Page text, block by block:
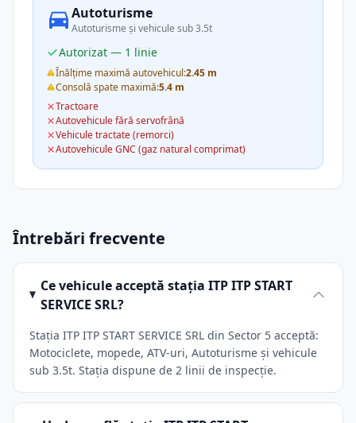
Autoturisme
Autoturisme și vehicule sub 3.5t
Autorizat — 1 linie
Înălțime maximă autovehicul:2.45 m
Consolă spate maximă:5.4 m
Tractoare
Autovehicule fără servofrână
Vehicule tractate (remorci)
Autovehicule GNC (gaz natural comprimat)
Întrebări frecvente
Ce vehicule acceptă stația ITP ITP START
SERVICE SRL?
Stația ITP ITP START SERVICE SRL din Sector 5 acceptă:
Motociclete, mopede, ATV-uri, Autoturisme și vehicule
sub 3.5t. Stația dispune de 2 linii de inspecție.